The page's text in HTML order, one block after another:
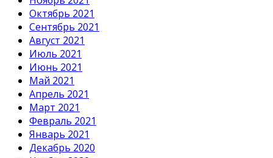
Октябрь 2021
Сентябрь 2021
Август 2021
Июль 2021
Июнь 2021
Май 2021
Апрель 2021
Март 2021
Февраль 2021
Январь 2021
Декабрь 2020